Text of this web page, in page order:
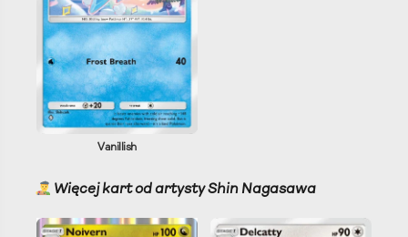
Vanillish
Więcej kart od artysty Shin Nagasawa